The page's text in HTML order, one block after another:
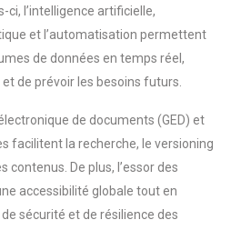
ci, l’intelligence artificielle,
et l’automatisation permettent
de données en temps réel,
de prévoir les besoins futurs.
de documents (GED) et
facilitent la recherche, le versioning
contenus. De plus, l’essor des
accessibilité globale tout en
sécurité et de résilience des